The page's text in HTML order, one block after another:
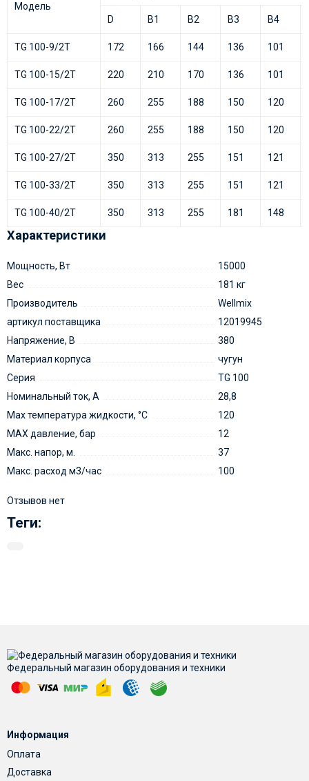
Модель
D B1 B2 B3 B4
TG 100-9/2T 172 166 144 136 101
TG 100-15/2T 220 210 170 136 101
TG 100-17/2T 260 255 188 150 120
TG 100-22/2T 260 255 188 150 120
TG 100-27/2T 350 313 255 151 121
TG 100-33/2T 350 313 255 151 121
TG 100-40/2T 350 313 255 181 148
Характеристики
Мощность, Вт
15000
Вес
181 кг
Производитель
Wellmix
артикул поставщика
12019945
Напряжение, В
380
Материал корпуса
чугун
Серия
TG 100
Номинальный ток, А
28,8
Мах температура жидкости, °С
120
MAX давление, бар
12
Макс. напор, м.
37
Макс. расход м3/час
100
Отзывов нет
Теги:
Федеральный магазин оборудования и техники
Информация
Оплата
Доставка